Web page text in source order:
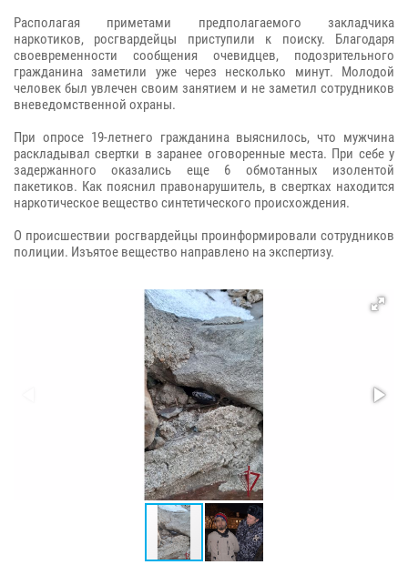
Располагая приметами предполагаемого закладчика
наркотиков, росгвардейцы приступили к поиску. Благодаря
своевременности сообщения очевидцев, подозрительного
гражданина заметили уже через несколько минут. Молодой
человек был увлечен своим занятием и не заметил сотрудников
вневедомственной охраны.
При опросе 19-летнего гражданина выяснилось, что мужчина
раскладывал свертки в заранее оговоренные места. При себе у
задержанного оказались еще 6 обмотанных изолентой
пакетиков. Как пояснил правонарушитель, в свертках находится
наркотическое вещество синтетического происхождения.
О происшествии росгвардейцы проинформировали сотрудников
полиции. Изъятое вещество направлено на экспертизу.